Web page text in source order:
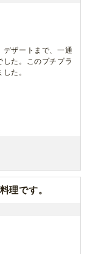
デザートまで、一通
した。このプチプラ
た。
理です。